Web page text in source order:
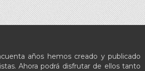
años hemos creado y publicado
Ahora podrá disfrutar de ellos tanto